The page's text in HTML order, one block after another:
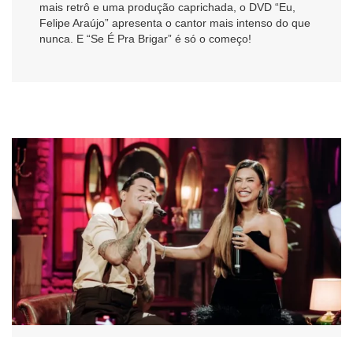
mais retrô e uma produção caprichada, o DVD “Eu,
Felipe Araújo” apresenta o cantor mais intenso do que
nunca. E “Se É Pra Brigar” é só o começo!